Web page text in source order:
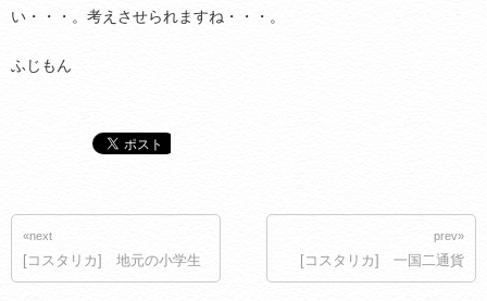
い・・・。考えさせられますね・・・。
ふじもん
«next
[コスタリカ] 地元の小学生
prev»
[コスタリカ] 一国二通貨